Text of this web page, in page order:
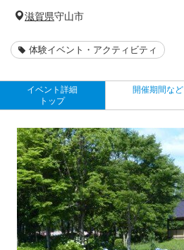
滋賀県守山市
体験イベント・アクティビティ
イベント詳細
トップ
開催期間など